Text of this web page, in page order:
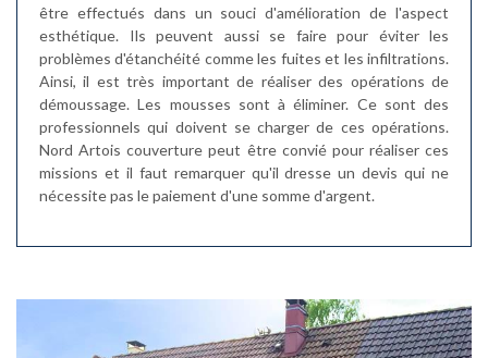
être effectués dans un souci d'amélioration de l'aspect
esthétique. Ils peuvent aussi se faire pour éviter les
problèmes d'étanchéité comme les fuites et les infiltrations.
Ainsi, il est très important de réaliser des opérations de
démoussage. Les mousses sont à éliminer. Ce sont des
professionnels qui doivent se charger de ces opérations.
Nord Artois couverture peut être convié pour réaliser ces
missions et il faut remarquer qu'il dresse un devis qui ne
nécessite pas le paiement d'une somme d'argent.